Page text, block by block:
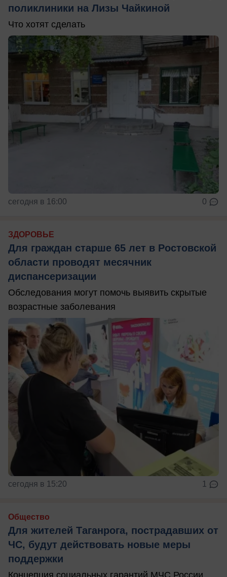
поликлиники на Лизы Чайкиной
Что хотят сделать
сегодня в 16:00 0
ЗДОРОВЬЕ
Для граждан старше 65 лет в Ростовской
области проводят месячник
диспансеризации
Обследования могут помочь выявить скрытые
возрастные заболевания
сегодня в 15:20 1
Общество
Для жителей Таганрога, пострадавших от
ЧС, будут действовать новые меры
поддержки
Концепция социальных гарантий МЧС России